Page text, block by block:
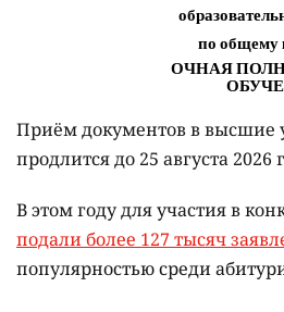
Приём документов в высшие
продлится до 25 августа 2026
В этом году для участия в
подали более 127 тысяч
популярностью среди